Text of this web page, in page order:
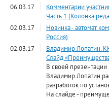
06.03.17
Комментарии
Часть 1 (Колонка
02.03.17
Новинка - автомат
Россия)
02.03.17
Владимир Лопатин.
Слайд
В своей
Владимир Лопатин
разработок по
На слайде -